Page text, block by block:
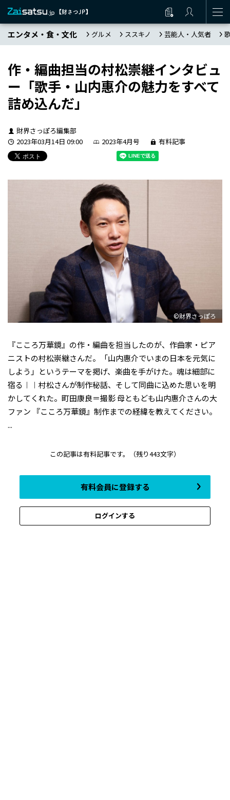
エンタメ・食・文化 グルメ ススキノ 芸能人・人気者
作・編曲担当の村松崇継インタビュ
ー「歌手・山内惠介の魅力をすべて
詰め込んだ」
財界さっぽろ編集部
2023年03月14日 09:00
2023年4月号 有料記事
©財界さっぽろ
『こころ万華鏡』の作・編曲を担当したのが、作曲家・ピア
ニストの村松崇継さんだ。「山内惠介でいまの日本を元気に
しよう」というテーマを掲げ、楽曲を手がけた。魂は細部に
宿る︱︱村松さんが制作秘話、そして同曲に込めた思いを明
かしてくれた。町田康良＝撮影 母ともども山内惠介さんの大
ファン ――『こころ万華鏡』制作までの経緯を教えてください。
――...
この記事は有料記事です。 （残り443文字）
有料会員に登録する
ログインする